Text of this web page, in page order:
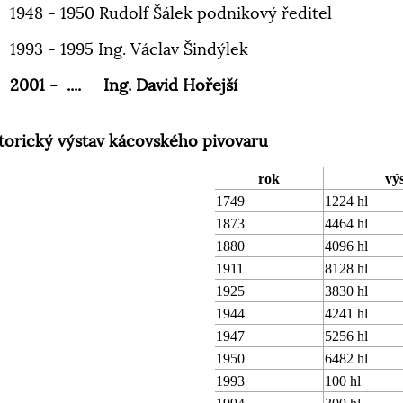
1948 - 1950 Rudolf Šálek podnikový ředitel
1993 - 1995 Ing. Václav Šindýlek
2001 - .... Ing. David Hořejší
výstav kácovského pivovaru
rok
1749
1224 hl
1873
4464 hl
1880
4096 hl
1911
8128 hl
1925
3830 hl
1944
4241 hl
1947
5256 hl
1950
6482 hl
1993
100 hl